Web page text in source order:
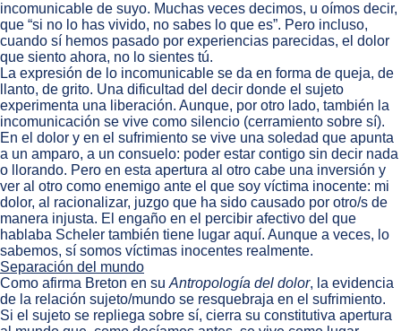
incomunicable de suyo. Muchas veces decimos, u oímos decir,
que “si no lo has vivido, no sabes lo que es”. Pero incluso,
cuando sí hemos pasado por experiencias parecidas, el dolor
que siento ahora, no lo sientes tú.
La expresión de lo incomunicable se da en forma de queja, de
llanto, de grito. Una dificultad del decir donde el sujeto
experimenta una liberación. Aunque, por otro lado, también la
incomunicación se vive como silencio (cerramiento sobre sí).
En el dolor y en el sufrimiento se vive una soledad que apunta
a un amparo, a un consuelo: poder estar contigo sin decir nada
o llorando. Pero en esta apertura al otro cabe una inversión y
ver al otro como enemigo ante el que soy víctima inocente: mi
dolor, al racionalizar, juzgo que ha sido causado por otro/s de
manera injusta. El engaño en el percibir afectivo del que
hablaba Scheler también tiene lugar aquí. Aunque a veces, lo
sabemos, sí somos víctimas inocentes realmente.
Separación del mundo
Como afirma Breton en su Antropología del dolor, la evidencia
de la relación sujeto/mundo se resquebraja en el sufrimiento.
Si el sujeto se repliega sobre sí, cierra su constitutiva apertura